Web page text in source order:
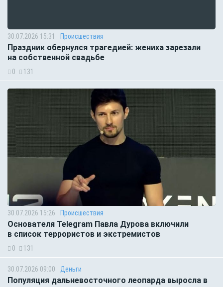
30.07.2026 15:31 Происшествия
Праздник обернулся трагедией: жениха зарезали
на собственной свадьбе
0 131
30.07.2026 15:26 Происшествия
Основателя Telegram Павла Дурова включили
в список террористов и экстремистов
0 131
30.07.2026 09:00 Деньги
Популяция дальневосточного леопарда выросла в